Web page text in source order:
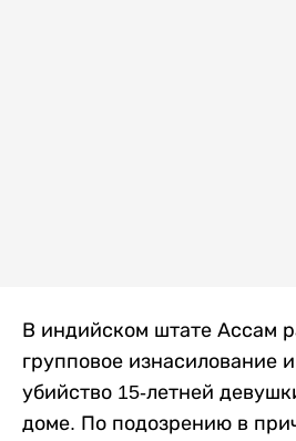
В индийском штате Ассам
групповое изнасилование
убийство 15-летней
доме. По подозрению в